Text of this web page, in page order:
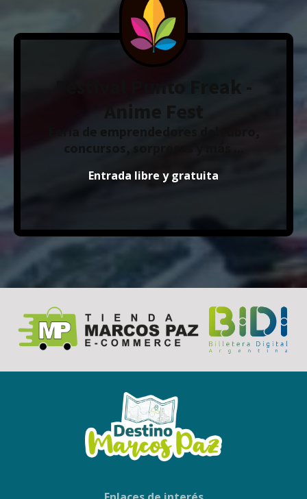
Festival Punto Freak -
Entrada libre y gratuita